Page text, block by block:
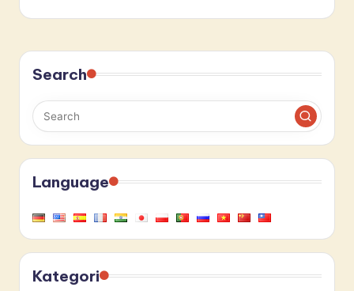
Search
Language
Kategori